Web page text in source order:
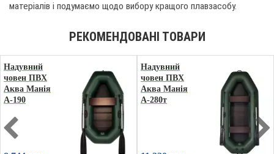
матеріалів і подумаємо щодо вибору кращого плавзасобу.
Надувний
човен ПВХ
Аква Манія
А-190
Надувний
човен ПВХ
Аква Манія
А-280т